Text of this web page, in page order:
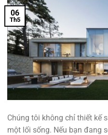
06
Th5
Chúng tôi không chỉ thiết kế
một lối sống. Nếu bạn đang